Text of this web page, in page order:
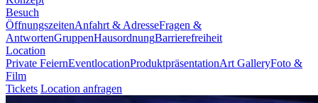
Besuch
ÖffnungszeitenAnfahrt & AdresseFragen &
AntwortenGruppenHausordnungBarrierefreiheit
Location
Private FeiernEventlocationProduktpräsentationArt GalleryFoto &
Film
Tickets Location anfragen